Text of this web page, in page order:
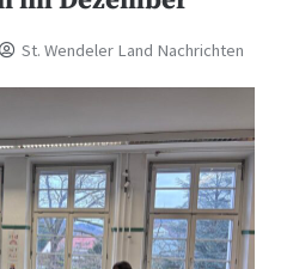
St. Wendeler Land Nachrichten